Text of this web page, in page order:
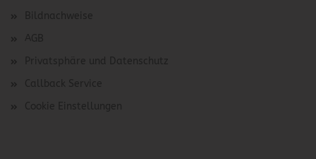
Bildnachweise
AGB
Privatsphäre und Datenschutz
Callback Service
Cookie Einstellungen